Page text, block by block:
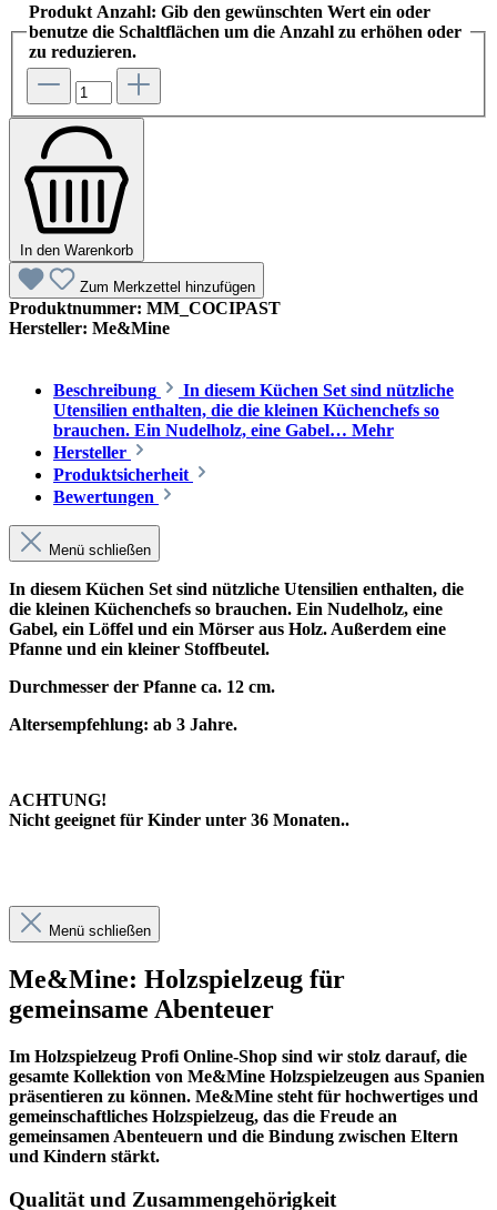
Produkt Anzahl: Gib den gewünschten Wert ein oder
benutze die Schaltflächen um die Anzahl zu erhöhen oder
zu reduzieren.
In den Warenkorb
Zum Merkzettel hinzufügen
Produktnummer: MM_COCIPAST
Hersteller: Me&Mine
Beschreibung
In diesem Küchen Set sind nützliche
Utensilien enthalten, die die kleinen Küchenchefs so
brauchen. Ein Nudelholz, eine Gabel… Mehr
Hersteller
Produktsicherheit
Bewertungen
Menü schließen
In diesem Küchen Set sind nützliche Utensilien enthalten, die
die kleinen Küchenchefs so brauchen. Ein Nudelholz, eine
Gabel, ein Löffel und ein Mörser aus Holz. Außerdem eine
Pfanne und ein kleiner Stoffbeutel.
Durchmesser der Pfanne ca. 12 cm.
Altersempfehlung: ab 3 Jahre.
ACHTUNG!
Nicht geeignet für Kinder unter 36 Monaten..
Menü schließen
Me&Mine: Holzspielzeug für
gemeinsame Abenteuer
Im Holzspielzeug Profi Online-Shop sind wir stolz darauf, die
gesamte Kollektion von Me&Mine Holzspielzeugen aus Spanien
präsentieren zu können. Me&Mine steht für hochwertiges und
gemeinschaftliches Holzspielzeug, das die Freude an
gemeinsamen Abenteuern und die Bindung zwischen Eltern
und Kindern stärkt.
Qualität und Zusammengehörigkeit